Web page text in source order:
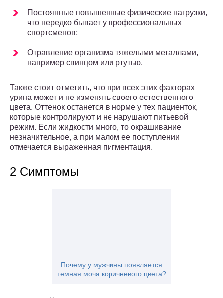
Постоянные повышенные физические нагрузки,
что нередко бывает у профессиональных
спортсменов;
Отравление организма тяжелыми металлами,
например свинцом или ртутью.
Также стоит отметить, что при всех этих факторах
урина может и не изменять своего естественного
цвета. Оттенок останется в норме у тех пациенток,
которые контролируют и не нарушают питьевой
режим. Если жидкости много, то окрашивание
незначительное, а при малом ее поступлении
отмечается выраженная пигментация.
2 Симптомы
Почему у мужчины появляется
темная моча коричневого цвета?